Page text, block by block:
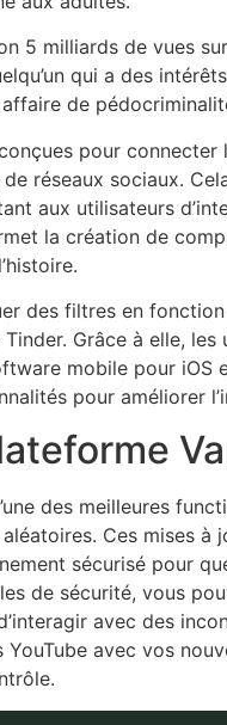
5 milliards de vues
qui a des
de
pour
réseaux sociaux.
aux utilisateurs
la création de
des filtres en
Grâce à elle,
mobile pour
pour améliorer
des meilleures
Ces mises
sécurisé pour
de sécurité, vous
avec des
avec vos